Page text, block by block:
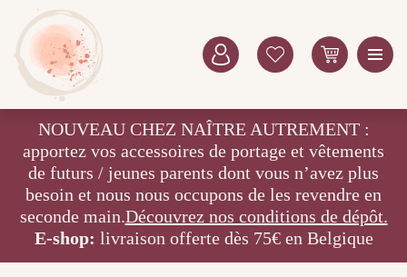
NOUVEAU CHEZ NAÎTRE AUTREMENT :
apportez vos accessoires de portage et vêtements
de futurs / jeunes parents dont vous n’avez plus
besoin et nous nous occupons de les revendre en
seconde main.Découvrez nos conditions de dépôt.
E-shop: livraison offerte dès 75€ en Belgique